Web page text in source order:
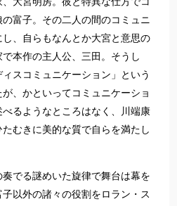
富子。その二人の間のコミュニ
、自らもなんとか大宮と意思の
本作の主人公、三田。そうし
スコミュニケーション」という
、かといってコミュニケーショ
るようなところはなく、川端康
むきに美的な質で自らを満たし
でる謎めいた旋律で舞台は幕を
以外の諸々の役割をロラン・ス